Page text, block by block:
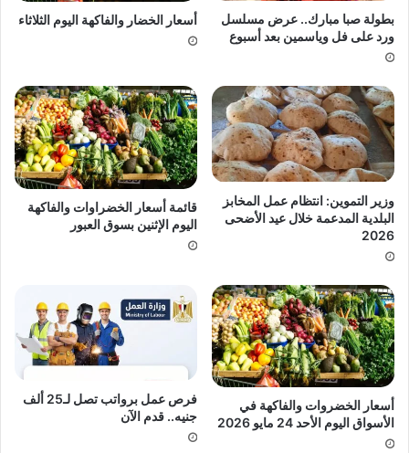
بطولة صبا مبارك.. عرض مسلسل
ورد على فل وياسمين بعد أسبوع
أسعار الخضار والفاكهة اليوم الثلاثاء
وزير التموين: انتظام عمل المخابز
البلدية المدعمة خلال عيد الأضحى
2026
قائمة أسعار الخضراوات والفاكهة
اليوم الإثنين بسوق العبور
أسعار الخضروات والفاكهة في
الأسواق اليوم الأحد 24 مايو 2026
فرص عمل برواتب تصل لـ25 ألف
جنيه.. قدم الآن